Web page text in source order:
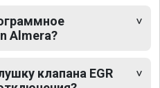
Almera?
клапана EGR